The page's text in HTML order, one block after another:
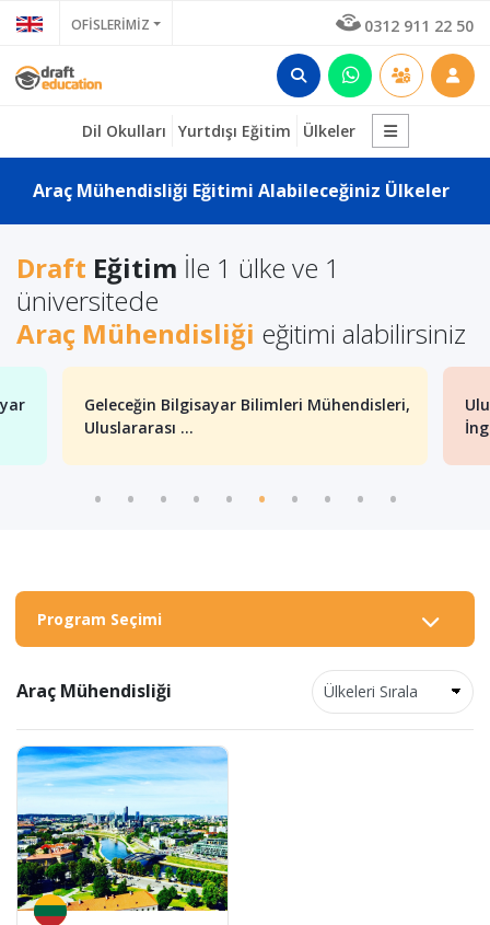
OFİSLERİMİZ 0312 911 22 50
Dil Okulları Yurtdışı Eğitim Ülkeler
Araç Mühendisliği Eğitimi Alabileceğiniz Ülkeler
Draft Eğitim İle 1 ülke ve 1
üniversitede
Araç Mühendisliği eğitimi alabilirsiniz
Bilgisayar Bilimleri Mühendisleri,
Uluslararası
İngilizce Genetik ve
Program Seçimi
Araç Mühendisliği